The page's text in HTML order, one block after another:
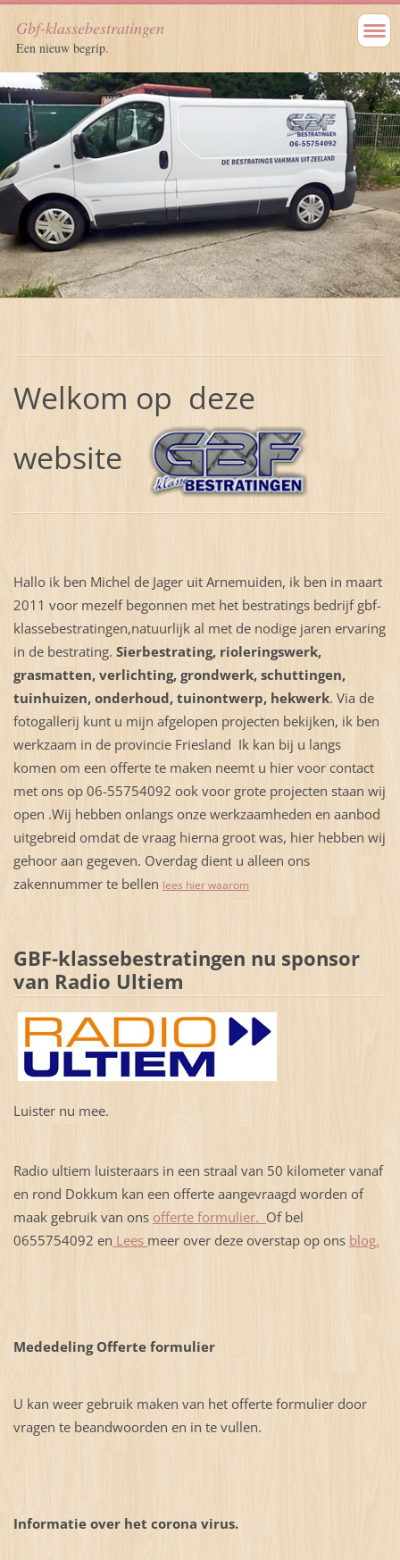
Gbf-klassebestratingen
Een nieuw begrip.
Welkom op deze
website
Hallo ik ben Michel de Jager uit Arnemuiden, ik ben in maart
2011 voor mezelf begonnen met het bestratings bedrijf gbf-
klassebestratingen,natuurlijk al met de nodige jaren ervaring
in de bestrating. Sierbestrating, rioleringswerk,
grasmatten, verlichting, grondwerk, schuttingen,
tuinhuizen, onderhoud, tuinontwerp, hekwerk. Via de
fotogallerij kunt u mijn afgelopen projecten bekijken, ik ben
werkzaam in de provincie Friesland Ik kan bij u langs
komen om een offerte te maken neemt u hier voor contact
met ons op 06-55754092 ook voor grote projecten staan wij
open .Wij hebben onlangs onze werkzaamheden en aanbod
uitgebreid omdat de vraag hierna groot was, hier hebben wij
gehoor aan gegeven. Overdag dient u alleen ons
zakennummer te bellen lees hier waarom
GBF-klassebestratingen nu sponsor
van Radio Ultiem
Luister nu mee.
Radio ultiem luisteraars in een straal van 50 kilometer vanaf
en rond Dokkum kan een offerte aangevraagd worden of
maak gebruik van ons offerte formulier. Of bel
0655754092 en Lees meer over deze overstap op ons blog.
Mededeling Offerte formulier
U kan weer gebruik maken van het offerte formulier door
vragen te beandwoorden en in te vullen.
Informatie over het corona virus.